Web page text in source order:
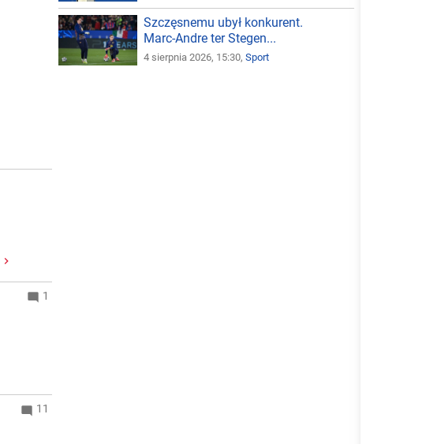
1
11
Szczęsnemu ubył konkurent.
Marc-Andre ter Stegen...
4 sierpnia 2026, 15:30,Sport